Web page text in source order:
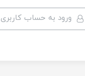
ورود به حساب کاربری